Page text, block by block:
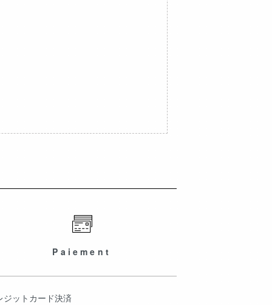
Paiement
ジットカード決済